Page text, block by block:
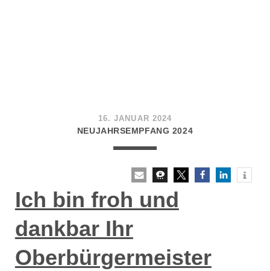
16. JANUAR 2024
NEUJAHRSEMPFANG 2024
Ich bin froh und
dankbar Ihr
Oberbürgermeister